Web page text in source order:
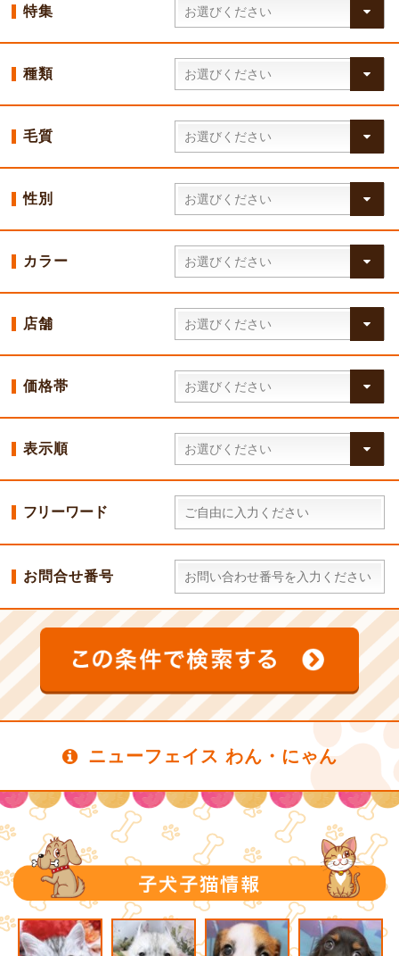
特集
種類
毛質
性別
カラー
店舗
価格帯
表示順
フリーワード
お問合せ番号
ニューフェイス わん・にゃん